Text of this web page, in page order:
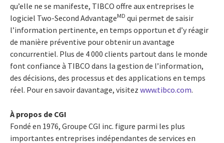
qu’elle ne se manifeste, TIBCO offre aux entreprises le
logiciel Two-Second AdvantageMD qui permet de saisir
l’information pertinente, en temps opportun et d’y réagir
de manière préventive pour obtenir un avantage
concurrentiel. Plus de 4 000 clients partout dans le monde
font confiance à TIBCO dans la gestion de l’information,
des décisions, des processus et des applications en temps
réel. Pour en savoir davantage, visitez www.tibco.com.
À propos de CGI
Fondé en 1976, Groupe CGI inc. figure parmi les plus
importantes entreprises indépendantes de services en